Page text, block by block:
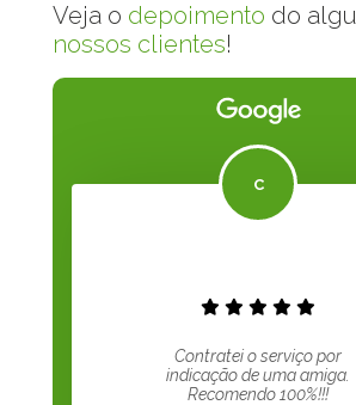
Veja o depoimento do
nossos clientes!
Contratei o serviço por
indicação de uma amiga.
Recomendo 100%!!!